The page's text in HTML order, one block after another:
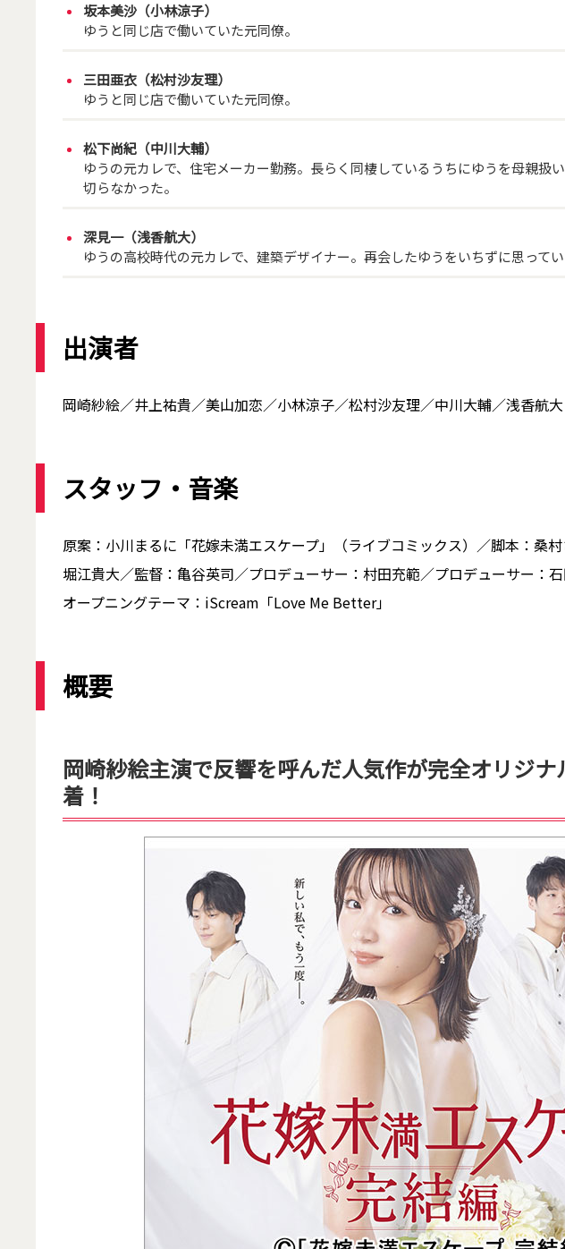
坂本美沙（小林涼子）
ゆうと同じ店で働いていた元同僚。
三田亜衣（松村沙友理）
ゆうと同じ店で働いていた元同僚。
松下尚紀（中川大輔）
ゆうの元カレで、住宅メーカー勤務。長らく同棲しているうちにゆうを母親扱
切らなかった。
深見一（浅香航大）
ゆうの高校時代の元カレで、建築デザイナー。再会したゆうをいちずに思って
出演者
岡崎紗絵／井上祐貴／美山加恋／小林涼子／松村沙友理／中川大輔／浅香航
スタッフ・音楽
原案：小川まるに「花嫁未満エスケープ」（ライブコミックス）／脚本：桑
堀江貴大／監督：亀谷英司／プロデューサー：村田充範／プロデューサー：
オープニングテーマ：iScream「Love Me Better」
概要
岡崎紗絵主演で反響を呼んだ人気作が完全オリジ
着！